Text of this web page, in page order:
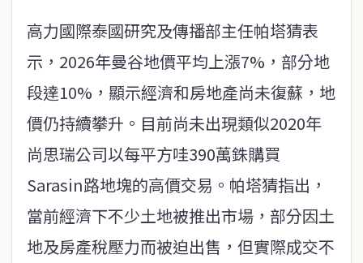
高力國際泰國研究及傳播部主任帕塔猜表
示，2026年曼谷地價平均上漲7%，部分地
段達10%，顯示經濟和房地產尚未復蘇，地
價仍持續攀升。目前尚未出現類似2020年
尚思瑞公司以每平方哇390萬銖購買
Sarasin路地塊的高價交易。帕塔猜指出，
當前經濟下不少土地被推出市場，部分因土
地及房產稅壓力而被迫出售，但實際成交不